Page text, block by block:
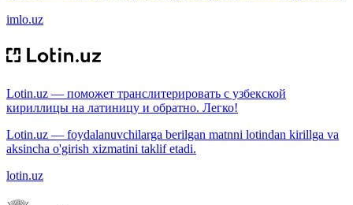
imlo.uz
Lotin.uz — поможет транслитерировать с узбекской
кириллицы на латиницу и обратно. Легко!
Lotin.uz — foydalanuvchilarga berilgan matnni lotindan kirillga va
aksincha o'girish xizmatini taklif etadi.
lotin.uz